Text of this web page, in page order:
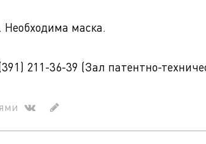
Необходима маска.
211-36-39 (Зал патентно-